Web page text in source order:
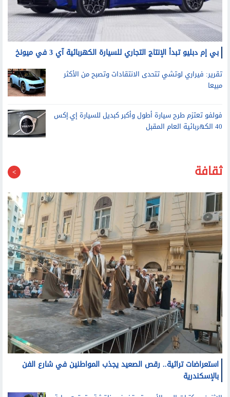
بي إم دبليو تبدأ الإنتاج التجاري للسيارة الكهربائية آي 3 في ميونخ
تقرير: فيراري لوتشي تتحدى الانتقادات وتصبح من الأكثر
مبيعا
40 الكهربائية العام المقبل
استعراضات تراثية.. رقص الصعيد يجذب المواطنين في شارع الفن
بالإسكندرية
الاثنين.. مكتبات البحر الأحمر تستضيف مناقشة وتوقيع رواية
«دماء على خرائط الشرق» لنوارة نجم